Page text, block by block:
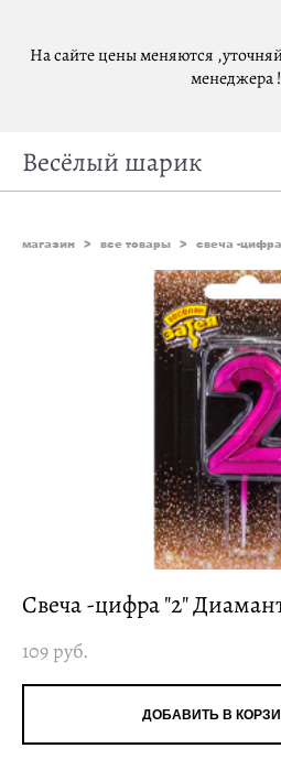
На сайте цены меняются
менеджера !
Весёлый шарик
магазин > все товары > свеча -
Свеча -цифра "2"
109 pуб.
ДОБАВИТЬ В